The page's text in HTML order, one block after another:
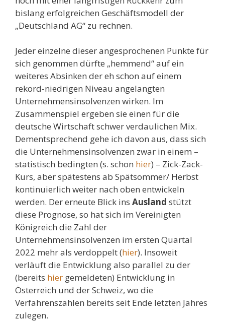
bislang erfolgreichen Geschäftsmodell der
„Deutschland AG“ zu rechnen.
Jeder einzelne dieser angesprochenen Punkte für
sich genommen dürfte „hemmend“ auf ein
weiteres Absinken der eh schon auf einem
rekord-niedrigen Niveau angelangten
Unternehmensinsolvenzen wirken. Im
Zusammenspiel ergeben sie einen für die
deutsche Wirtschaft schwer verdaulichen Mix.
Dementsprechend gehe ich davon aus, dass sich
die Unternehmensinsolvenzen zwar in einem –
statistisch bedingten (s. schon hier) – Zick-Zack-
Kurs, aber spätestens ab Spätsommer/ Herbst
kontinuierlich weiter nach oben entwickeln
werden. Der erneute Blick ins Ausland stützt
diese Prognose, so hat sich im Vereinigten
Königreich die Zahl der
Unternehmensinsolvenzen im ersten Quartal
2022 mehr als verdoppelt (hier). Insoweit
verläuft die Entwicklung also parallel zu der
(bereits hier gemeldeten) Entwicklung in
Österreich und der Schweiz, wo die
Verfahrenszahlen bereits seit Ende letzten Jahres
zulegen.